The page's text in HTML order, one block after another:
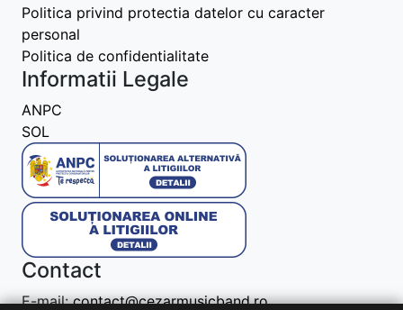
Politica privind protectia datelor cu caracter
personal
Politica de confidentialitate
Informatii Legale
ANPC
SOL
Contact
E-mail:contact@cezarmusicband.ro